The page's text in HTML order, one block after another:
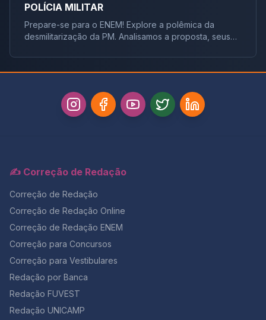
POLÍCIA MILITAR
Prepare-se para o ENEM! Explore a polêmica da
desmilitarização da PM. Analisamos a proposta, seus
a Constituição. Domine o tema e arrase na reda
✍️ Correção de Redação
Correção de Redação
Correção de Redação Online
Correção de Redação ENEM
Correção para Concursos
Correção para Vestibulares
Redação por Banca
Redação FUVEST
Redação UNICAMP